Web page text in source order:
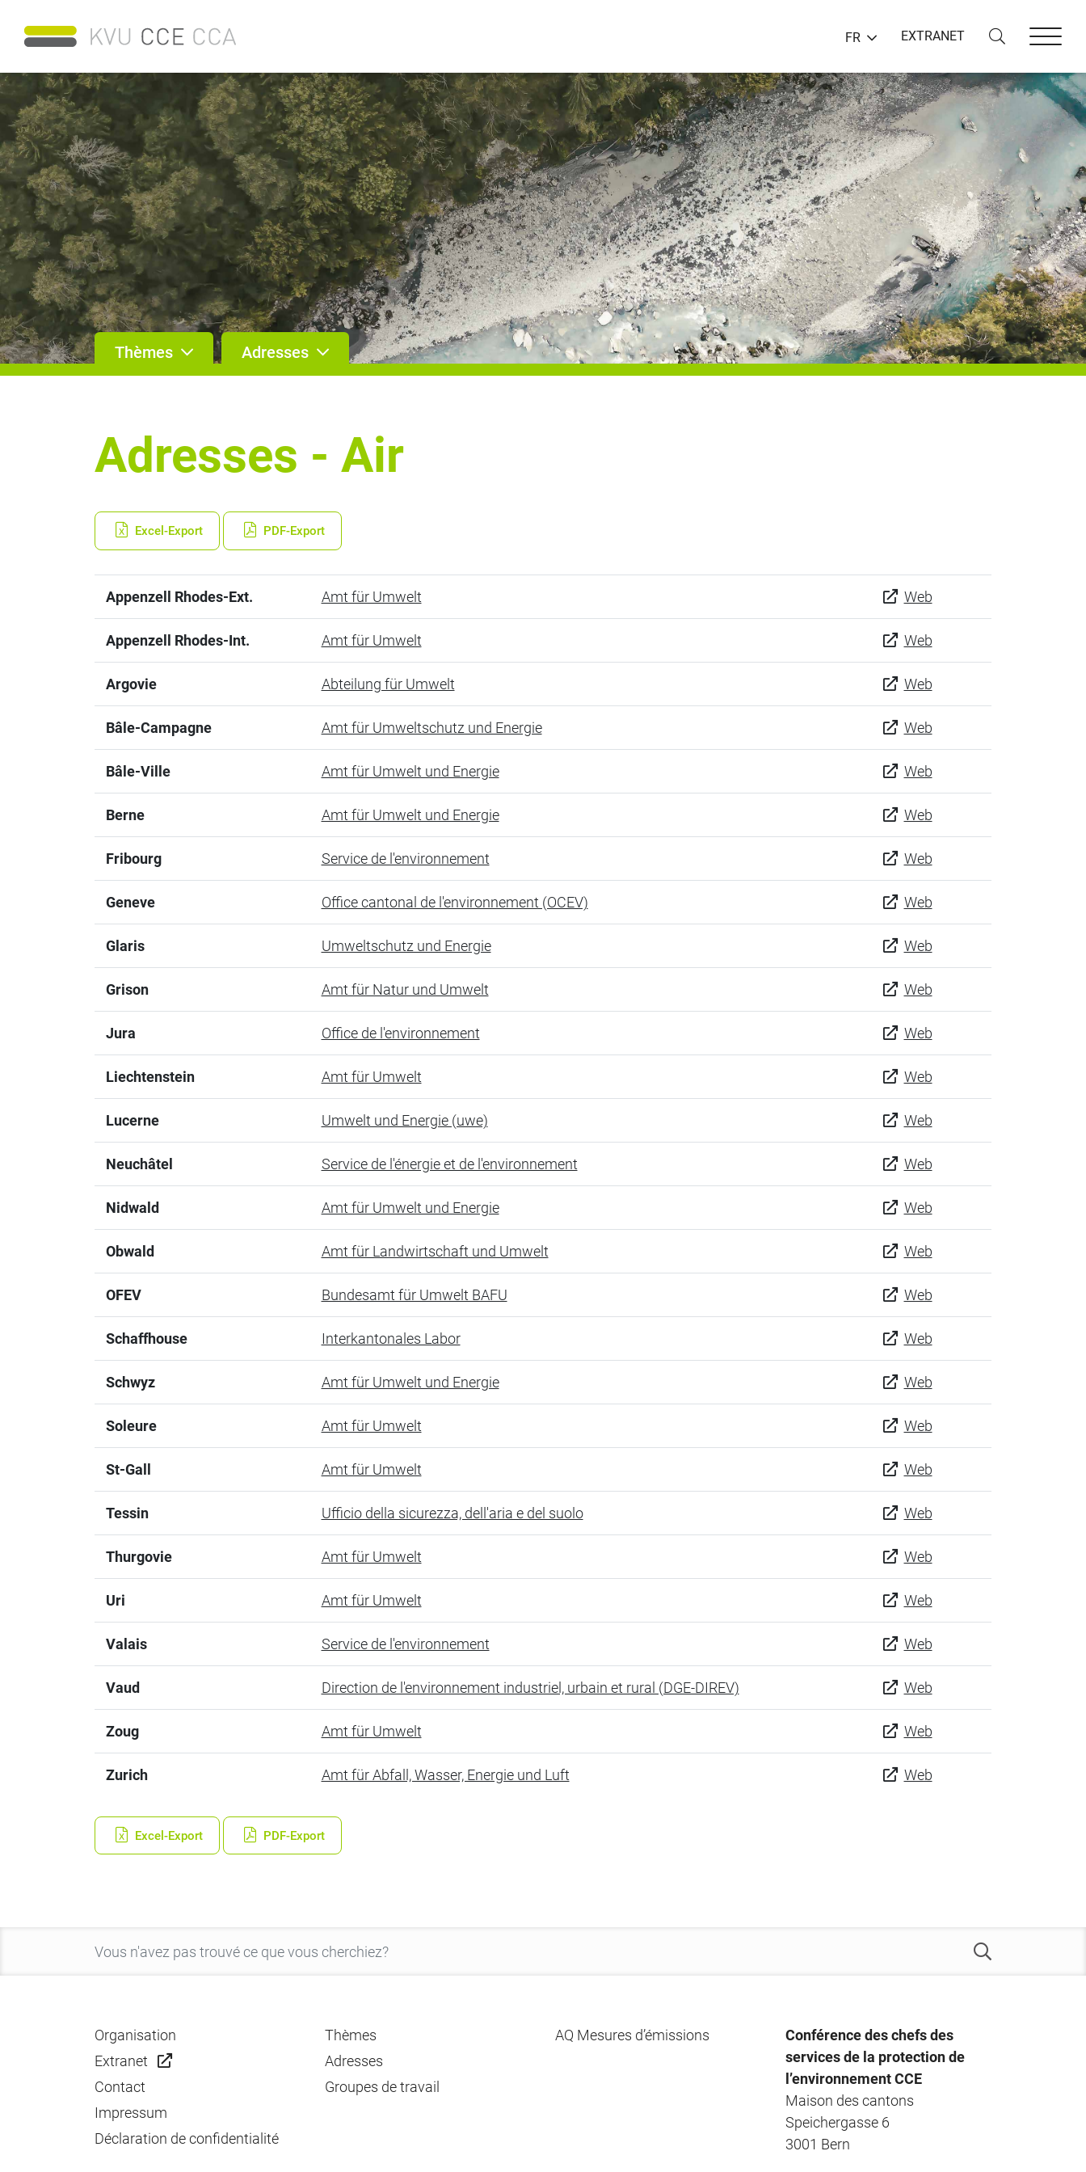
FR EXTRANET
Thèmes Adresses
Adresses - Air
Excel-Export PDF-Export
Appenzell Rhodes-Ext. Amt für Umwelt Web
Appenzell Rhodes-Int. Amt für Umwelt Web
Argovie Abteilung für Umwelt Web
Bâle-Campagne Amt für Umweltschutz und Energie Web
Bâle-Ville Amt für Umwelt und Energie Web
Berne Amt für Umwelt und Energie Web
Fribourg Service de l'environnement Web
Geneve Office cantonal de l'environnement (OCEV) Web
Glaris Umweltschutz und Energie Web
Grison Amt für Natur und Umwelt Web
Jura Office de l'environnement Web
Liechtenstein Amt für Umwelt Web
Lucerne Umwelt und Energie (uwe) Web
Neuchâtel Service de l'énergie et de l'environnement Web
Nidwald Amt für Umwelt und Energie Web
Obwald Amt für Landwirtschaft und Umwelt Web
OFEV Bundesamt für Umwelt BAFU Web
Schaffhouse Interkantonales Labor Web
Schwyz Amt für Umwelt und Energie Web
Soleure Amt für Umwelt Web
St-Gall Amt für Umwelt Web
Tessin Ufficio della sicurezza, dell'aria e del suolo Web
Thurgovie Amt für Umwelt Web
Uri Amt für Umwelt Web
Valais Service de l'environnement Web
Vaud Direction de l'environnement industriel, urbain et rural (DGE-DIREV) Web
Zoug Amt für Umwelt Web
Zurich Amt für Abfall, Wasser, Energie und Luft Web
Excel-Export PDF-Export
Organisation
Extranet
Contact
Impressum
Déclaration de confidentialité
Thèmes
Adresses
Groupes de travail
AQ Mesures d’émissions
Conférence des chefs des
services de la protection de
l’environnement CCE
Maison des cantons
Speichergasse 6
3001 Bern